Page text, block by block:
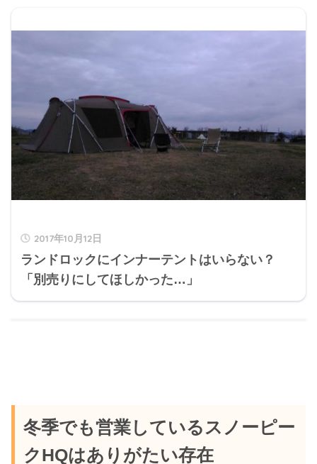
2017年10月12日
ランドロックにインナーテントはいらない？
「別売りにしてほしかった…」
冬季でも営業しているスノーピー
クHQはありがたい存在